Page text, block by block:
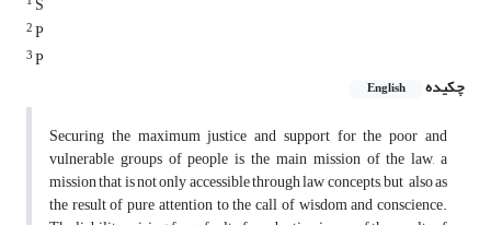
2P
3P
چکیده
English
Securing the maximum justice and support for the poor and
vulnerable groups of people is the main mission of the law, a
mission that is not only accessible through law concepts, but also as
the result of pure attention to the call of wisdom and conscience.